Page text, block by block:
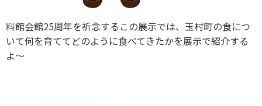
料館会館25周年を祈念するこの展示では、玉村町の食につ
いて何を育ててどのように食べてきたかを展示で紹介する
よ～